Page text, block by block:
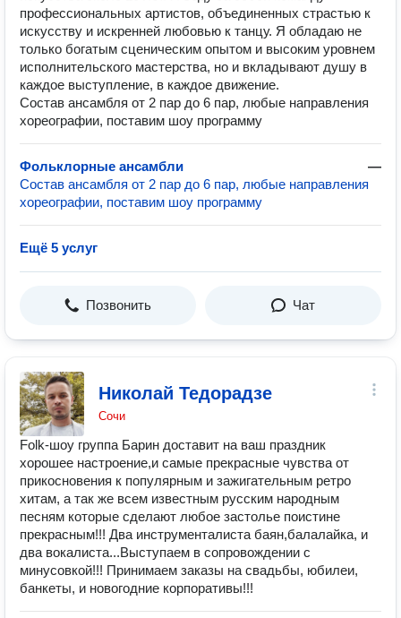
профессиональных артистов, объединенных страстью к
искусству и искренней любовью к танцу. Я обладаю не
только богатым сценическим опытом и высоким уровнем
исполнительского мастерства, но и вкладывают душу в
каждое выступление, в каждое движение.
Состав ансамбля от 2 пар до 6 пар, любые направления
хореографии, поставим шоу программу
Фольклорные ансамбли
—
Состав ансамбля от 2 пар до 6 пар, любые направления
хореографии, поставим шоу программу
Ещё 5 услуг
Позвонить Чат
Николай Тедорадзе
Сочи
Folk-шоу группа Барин доставит на ваш праздник
хорошее настроение,и самые прекрасные чувства от
прикосновения к популярным и зажигательным ретро
хитам, а так же всем известным русским народным
песням которые сделают любое застолье поистине
прекрасным!!! Два инструменталиста баян,балалайка, и
два вокалиста...Выступаем в сопровождении с
минусовкой!!! Принимаем заказы на свадьбы, юбилеи,
банкеты, и новогодние корпоративы!!!